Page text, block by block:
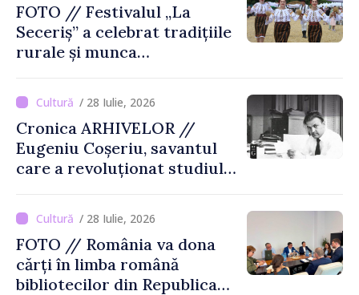
FOTO // Festivalul „La
Seceriș” a celebrat tradițiile
rurale și munca
/ 28 Iulie, 2026
Cronica ARHIVELOR //
Eugeniu Coșeriu, savantul
care a revoluționat studiul
/ 28 Iulie, 2026
FOTO // România va dona
cărți în limba română
bibliotecilor din Republica